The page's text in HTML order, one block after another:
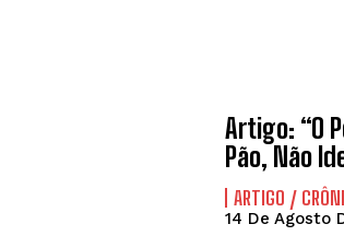
Artigo: “O
Pão, Não
ARTIGO /
14 De Agosto